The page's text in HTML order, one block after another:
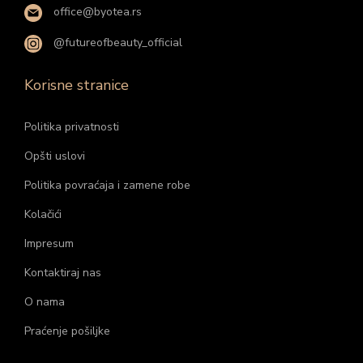
office@byotea.rs
@futureofbeauty_official
Korisne stranice
Politika privatnosti
Opšti uslovi
Politika povraćaja i zamene robe
Kolačići
Impresum
Kontaktiraj nas
O nama
Praćenje pošiljke